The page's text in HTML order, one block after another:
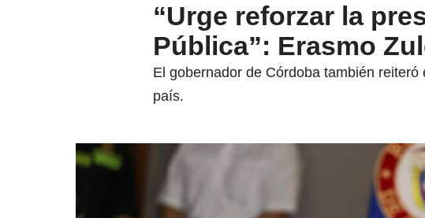
“Urge reforzar la
Pública”: Erasmo
El gobernador de Córdoba también
país.